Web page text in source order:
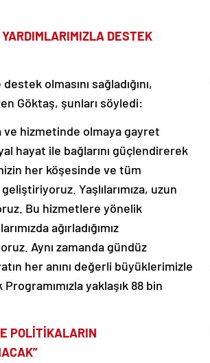
DESTEK
olmasını sağladığını,
Göktaş, şunları söyledi:
ve hizmetinde olmaya gayret
hayat ile bağlarını güçlendirerek
her köşesinde ve tüm
Yaşlılarımıza, uzun
Bu hizmetlere yönelik
ağırladığımız
Aynı zamanda gündüz
her anını değerli büyüklerimizle
yaklaşık 88 bin
POLİTİKALARIN